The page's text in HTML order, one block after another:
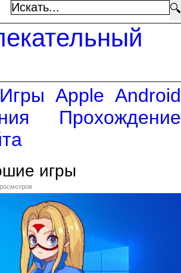
🔍
Игры Apple Android
Прохождение
игры